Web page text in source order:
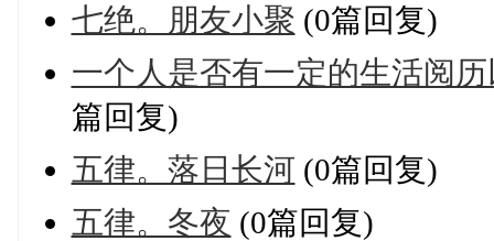
七绝。朋友小聚 (0篇回复)
一个人是否有一定的生活阅
篇回复)
五律。落日长河 (0篇回复)
五律。冬夜 (0篇回复)